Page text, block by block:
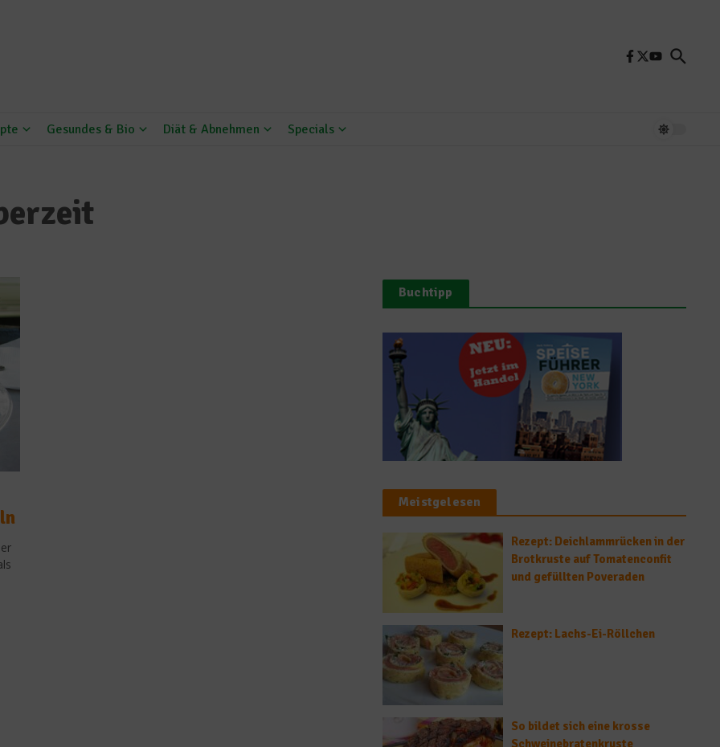
Gesundes & Bio Diät & Abnehmen Specials
Buchtipp
Meistgelesen
Rezept: Deichlammrücken in der
Brotkruste auf Tomatenconfit
und gefüllten Poveraden
Rezept: Lachs-Ei-Röllchen
So bildet sich eine krosse
Schweinebratenkruste